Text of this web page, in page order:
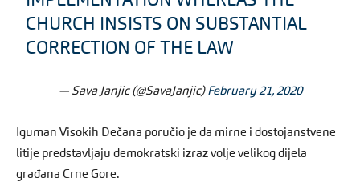
CHURCH INSISTS ON SUBSTANTIAL
CORRECTION OF THE LAW
— Sava Janjic (@SavaJanjic) February 21, 2020
Iguman Visokih Dečana poručio je da mirne i dostojanstvene
litije predstavljaju demokratski izraz volje velikog dijela
građana Crne Gore.